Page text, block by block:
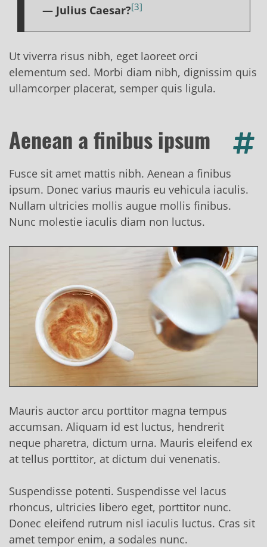
— Julius Caesar? 3
Ut viverra risus nibh, eget laoreet orci
elementum sed. Morbi diam nibh, dignissim quis
ullamcorper placerat, semper quis ligula.
Aenean a finibus ipsum
Fusce sit amet mattis nibh. Aenean a finibus
ipsum. Donec varius mauris eu vehicula iaculis.
Nullam ultricies mollis augue mollis finibus.
Nunc molestie iaculis diam non luctus.
Mauris auctor arcu porttitor magna tempus
accumsan. Aliquam id est luctus, hendrerit
neque pharetra, dictum urna. Mauris eleifend ex
at tellus porttitor, at dictum dui venenatis.
Suspendisse potenti. Suspendisse vel lacus
rhoncus, ultricies libero eget, porttitor nunc.
Donec eleifend rutrum nisl iaculis luctus. Cras sit
amet tempor enim, a sodales nunc.